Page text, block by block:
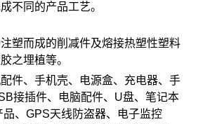
不同的产品工艺。
塑而成的削减件及熔接热塑性塑料
之埋植等。
件、手机壳、电源盒、充电器、手
接插件、电脑配件、U盘、笔记本
品、GPS天线防盗器、电子监控